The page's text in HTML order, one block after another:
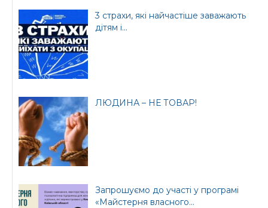
3 страхи, які найчастіше заважають
дітям і...
ЛЮДИНА – НЕ ТОВАР!
Запрошуємо до участі у програмі
«Майстерня власного...